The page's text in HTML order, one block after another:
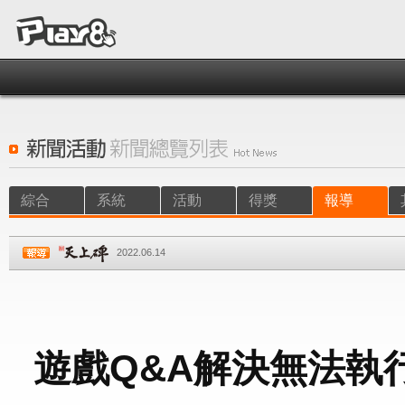
綜合 系統 活動 得獎 報導
2022.06.14
遊戲Q&A解決無法執